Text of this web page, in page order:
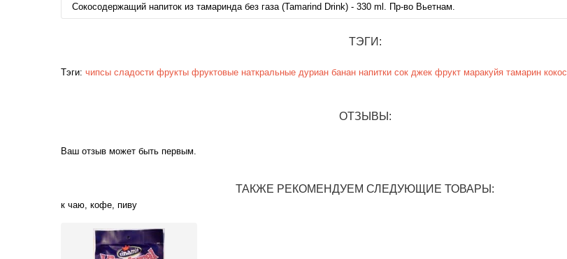
Сокосодержащий напиток из тамаринда без газа (Tamarind Drink) - 330 ml. Пр-во Вьетнам.
ТЭГИ:
Тэги: чипсы сладости фрукты фруктовые наткральные дуриан банан напитки сок джек фрукт маракуйя тамарин кокос
ОТЗЫВЫ:
Ваш отзыв может быть первым.
ТАКЖЕ РЕКОМЕНДУЕМ СЛЕДУЮЩИЕ ТОВАРЫ:
к чаю, кофе, пиву